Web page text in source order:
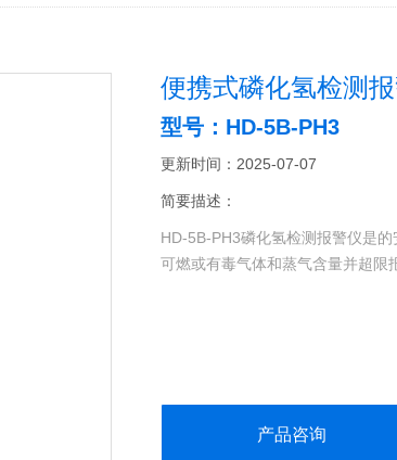
便携式磷化氢检测
型号：HD-5B-PH3
更新时间：2025-07-07
简要描述：
HD-5B-PH3磷化氢检测报警仪是
可燃或有毒气体和蒸气含量并超限
产品咨询